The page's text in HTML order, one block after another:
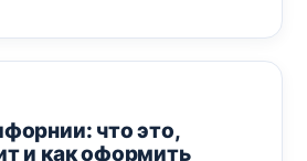
что это,
и как оформить